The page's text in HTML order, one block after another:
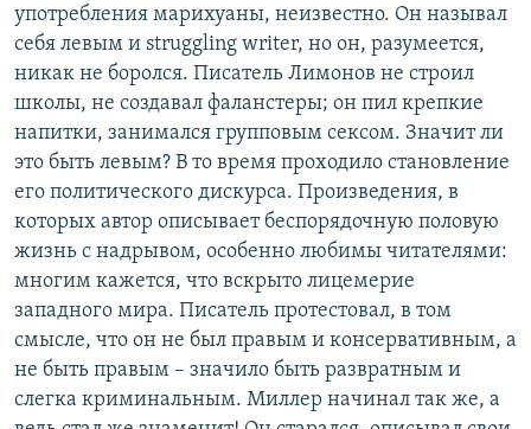
употребления марихуаны, неизвестно. Он называл
себя левым и struggling writer, но он, разумеется,
никак не боролся. Писатель Лимонов не строил
школы, не создавал фаланстеры; он пил крепкие
напитки, занимался групповым сексом. Значит ли
это быть левым? В то время проходило становление
его политического дискурса. Произведения, в
которых автор описывает беспорядочную половую
жизнь с надрывом, особенно любимы читателями:
многим кажется, что вскрыто лицемерие
западного мира. Писатель протестовал, в том
смысле, что он не был правым и консервативным, а
не быть правым – значило быть развратным и
слегка криминальным. Миллер начинал так же, а